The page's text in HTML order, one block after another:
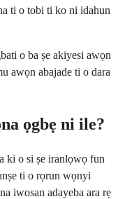
ti o tobi ti ko ni idahun
o ba ṣe akiyesi awọn
awọn abajade ti o dara
ọgbẹ ni ile?
ki o si ṣe iranlọwọ fun
ti o rọrun wọnyi
iwosan adayeba ara rẹ